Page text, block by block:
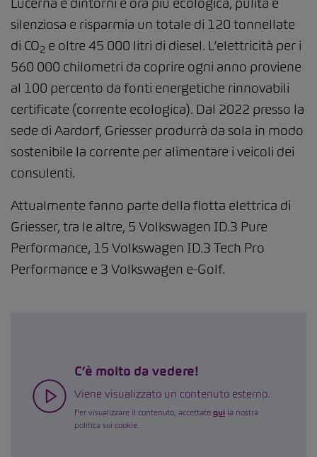
silenziosa e risparmia un totale di 120 tonnellate
di CO2 e oltre 45 000 litri di diesel. L’elettricità per i
560 000 chilometri da coprire ogni anno proviene
al 100 percento da fonti energetiche rinnovabili
certificate (corrente ecologica). Dal 2022 presso la
sede di Aardorf, Griesser produrrà da sola in modo
sostenibile la corrente per alimentare i veicoli dei
consulenti.
Attualmente fanno parte della flotta elettrica di
Griesser, tra le altre, 5 Volkswagen ID.3 Pure
Performance, 15 Volkswagen ID.3 Tech Pro
Performance e 3 Volkswagen e-Golf.
C’è molto da vedere!
Viene visualizzato un contenuto esterno.
Per visualizzare il contenuto, accettate qui la nostra
politica sui cookie.